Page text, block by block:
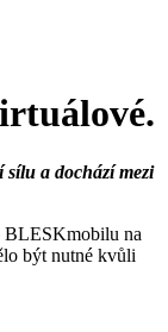
a dochází mezi
BLESKmobilu na
být nutné kvůli